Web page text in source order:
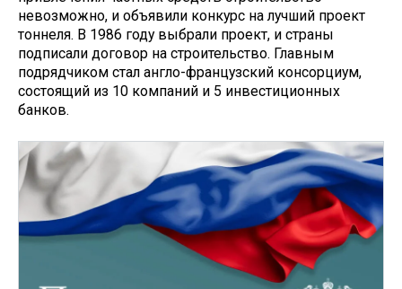
невозможно, и объявили конкурс на лучший проект
тоннеля. В 1986 году выбрали проект, и страны
подписали договор на строительство. Главным
подрядчиком стал англо-французский консорциум,
состоящий из 10 компаний и 5 инвестиционных
банков.